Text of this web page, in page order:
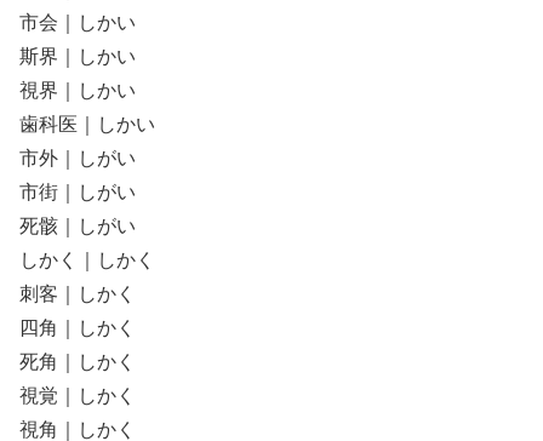
市会｜しかい
斯界｜しかい
視界｜しかい
歯科医｜しかい
市外｜しがい
市街｜しがい
死骸｜しがい
しかく｜しかく
刺客｜しかく
四角｜しかく
死角｜しかく
視覚｜しかく
視角｜しかく